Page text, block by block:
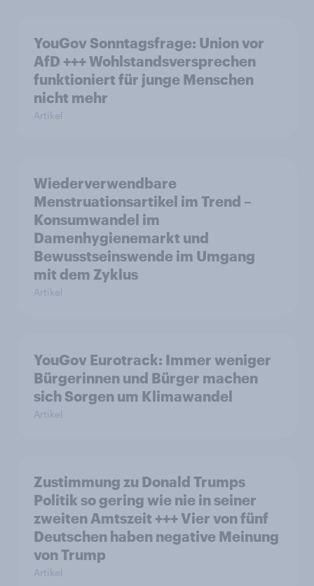
YouGov Sonntagsfrage: Union vor
AfD +++ Wohlstandsversprechen
funktioniert für junge Menschen
nicht mehr
Artikel
Wiederverwendbare
Menstruationsartikel im Trend –
Konsumwandel im
Damenhygienemarkt und
Bewusstseinswende im Umgang
mit dem Zyklus
Artikel
YouGov Eurotrack: Immer weniger
Bürgerinnen und Bürger machen
sich Sorgen um Klimawandel
Artikel
Zustimmung zu Donald Trumps
Politik so gering wie nie in seiner
zweiten Amtszeit +++ Vier von fünf
Deutschen haben negative Meinung
von Trump
Artikel